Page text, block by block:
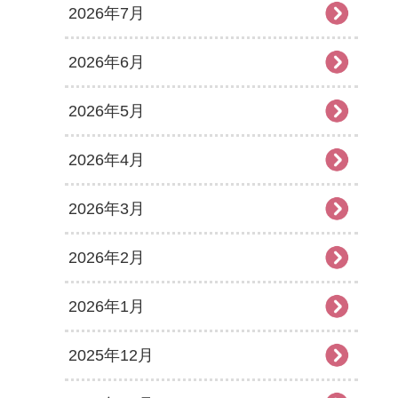
2026年7月
2026年6月
2026年5月
2026年4月
2026年3月
2026年2月
2026年1月
2025年12月